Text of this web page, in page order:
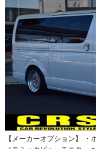
【メーカーオプション】